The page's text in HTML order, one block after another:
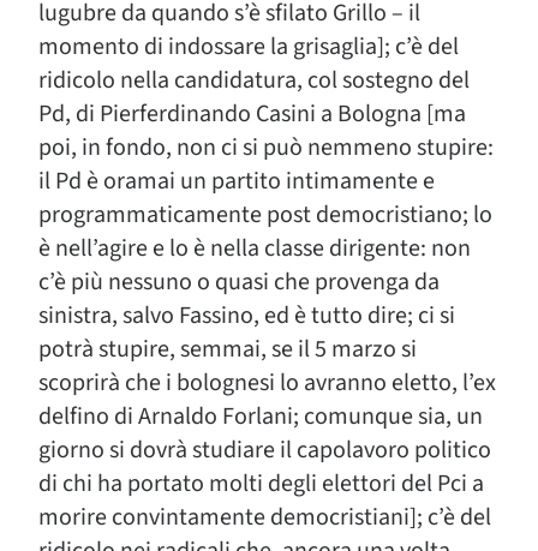
lugubre da quando s’è sfilato Grillo – il
momento di indossare la grisaglia]; c’è del
ridicolo nella candidatura, col sostegno del
Pd, di Pierferdinando Casini a Bologna [ma
poi, in fondo, non ci si può nemmeno stupire:
il Pd è oramai un partito intimamente e
programmaticamente post democristiano; lo
è nell’agire e lo è nella classe dirigente: non
c’è più nessuno o quasi che provenga da
sinistra, salvo Fassino, ed è tutto dire; ci si
potrà stupire, semmai, se il 5 marzo si
scoprirà che i bolognesi lo avranno eletto, l’ex
delfino di Arnaldo Forlani; comunque sia, un
giorno si dovrà studiare il capolavoro politico
di chi ha portato molti degli elettori del Pci a
morire convintamente democristiani]; c’è del